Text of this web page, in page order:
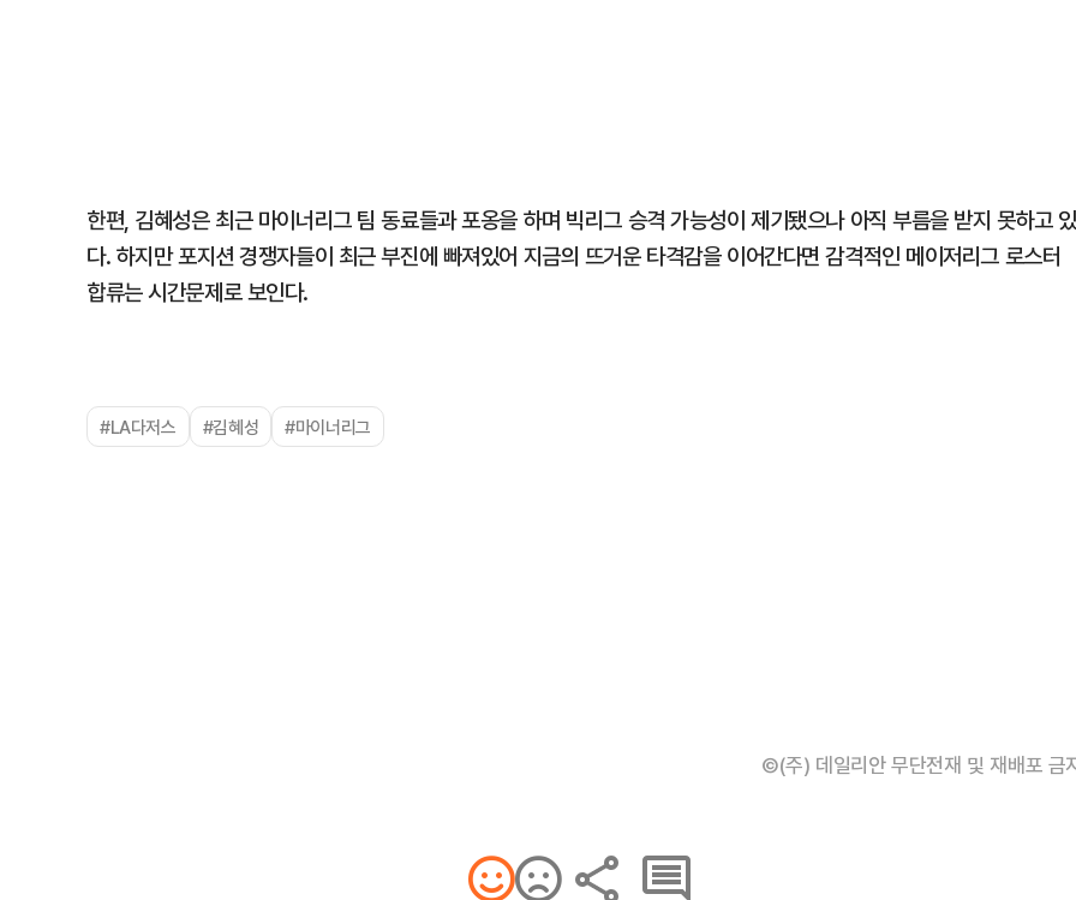
한편, 김혜성은 최근 마이너리그 팀 동료들과 포옹을 하며 빅리그 승격 가능성이 제기됐으나 아직 부름을 받지 못하고
다. 하지만 포지션 경쟁자들이 최근 부진에 빠져있어 지금의 뜨거운 타격감을 이어간다면 감격적인 메이저리그 로스터
합류는 시간문제로 보인다.
#LA다저스 #김혜성 #마이너리그
©(주) 데일리안 무단전재 및 재배포 금